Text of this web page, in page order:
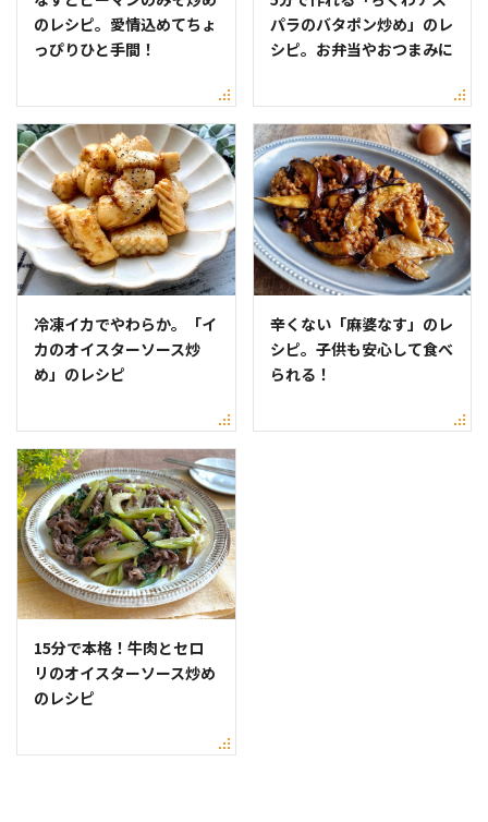
のレシピ。愛情込めてちょ
っぴりひと手間！
パラのバタポン炒め」のレ
シピ。お弁当やおつまみに
冷凍イカでやわらか。「イ
カのオイスターソース炒
め」のレシピ
辛くない「麻婆なす」のレ
シピ。子供も安心して食べ
られる！
15分で本格！牛肉とセロ
リのオイスターソース炒め
のレシピ